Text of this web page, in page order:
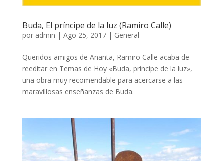
Buda, El príncipe de la luz (Ramiro Calle)
por admin | Ago 25, 2017| General
Queridos amigos de Ananta, Ramiro Calle acaba de
reeditar en Temas de Hoy «Buda, príncipe de la luz»,
una obra muy recomendable para acercarse a las
maravillosas enseñanzas de Buda.